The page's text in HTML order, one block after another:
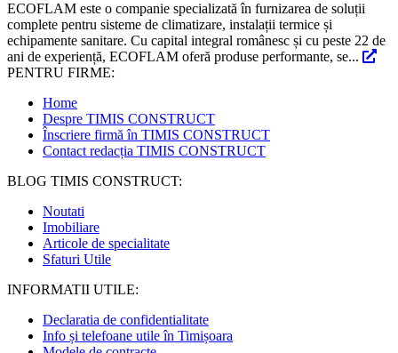
ECOFLAM este o companie specializată în furnizarea de soluții
complete pentru sisteme de climatizare, instalații termice și
echipamente sanitare. Cu capital integral românesc și cu peste 22 de
ani de experiență, ECOFLAM oferă produse performante, se...
PENTRU FIRME:
Home
Despre TIMIS CONSTRUCT
Înscriere firmă în TIMIS CONSTRUCT
Contact redacția TIMIS CONSTRUCT
BLOG TIMIS CONSTRUCT:
Noutati
Imobiliare
Articole de specialitate
Sfaturi Utile
INFORMATII UTILE:
Declaratia de confidentialitate
Info și telefoane utile în Timișoara